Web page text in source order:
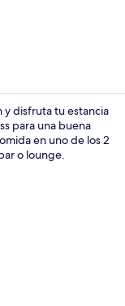
y disfruta tu estancia
para una buena
en uno de los 2
o lounge.